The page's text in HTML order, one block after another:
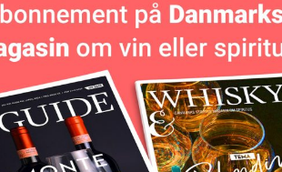
–læs mere her.
drømmer om. På kort tid har de
marked i ginens moderland England.
Club har smagt, vurderet og udvalgt
har modtaget en kasse med gin fra